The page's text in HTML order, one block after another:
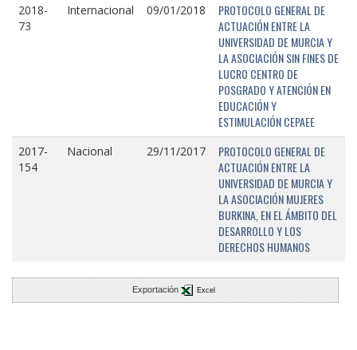
2018-
73
Internacional 09/01/2018
PROTOCOLO GENERAL DE
ACTUACIÓN ENTRE LA
UNIVERSIDAD DE MURCIA Y
LA ASOCIACIÓN SIN FINES DE
LUCRO CENTRO DE
POSGRADO Y ATENCIÓN EN
EDUCACIÓN Y
ESTIMULACIÓN CEPAEE
2017-
154
Nacional 29/11/2017
PROTOCOLO GENERAL DE
ACTUACIÓN ENTRE LA
UNIVERSIDAD DE MURCIA Y
LA ASOCIACIÓN MUJERES
BURKINA, EN EL ÁMBITO DEL
DESARROLLO Y LOS
DERECHOS HUMANOS
Exportación Excel